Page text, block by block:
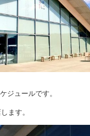
ジュールです。
ます。